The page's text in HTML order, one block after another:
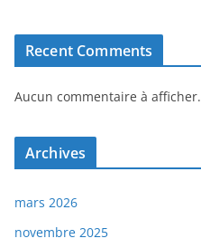
Recent Comments
Aucun commentaire à afficher.
Archives
mars 2026
novembre 2025